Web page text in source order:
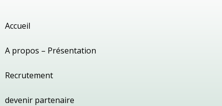
Accueil
A propos – Présentation
Recrutement
devenir partenaire